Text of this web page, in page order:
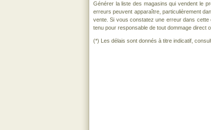
Générer la liste des magasins qui vendent le
erreurs peuvent apparaître, particulièrement
vente. Si vous constatez une erreur dans cette
tenu pour responsable de tout dommage direct
(*) Les délais sont donnés à titre indicatif,